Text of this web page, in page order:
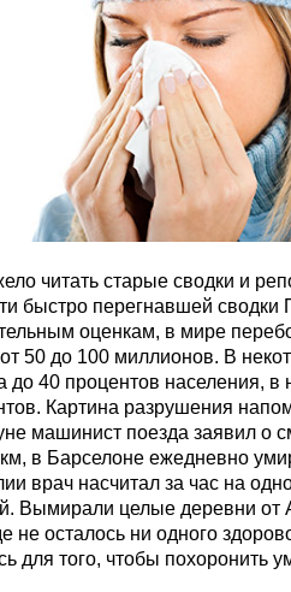
читать старые сводки и
быстро перегнавшей
оценкам, в мире
50 до 100 миллионов. В
до 40 процентов населения, в
Картина разрушения
машинист поезда заявил о
км, в Барселоне ежедневно
врач насчитал за час на
Вымирали целые деревни
не осталось ни одного
для того, чтобы похоронить